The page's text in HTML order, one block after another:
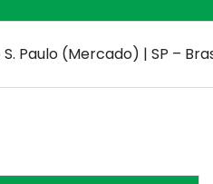
Paulo (Mercado) | SP –